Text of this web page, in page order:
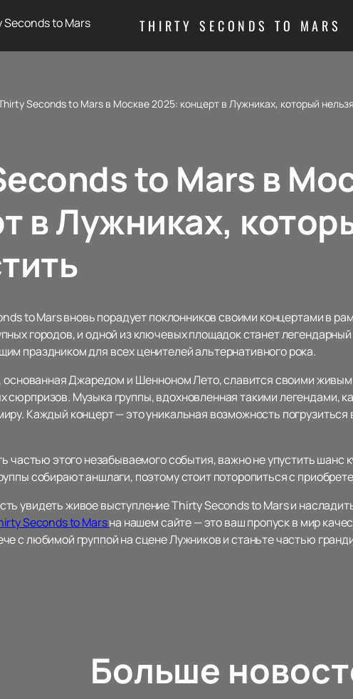
THIRTY SECONDS TO MARS
to Mars
Seconds to Mars в Москве 2025: концерт в Лужниках, который
to Mars в
в Лужниках,
to Mars вновь порадует поклонников своими концертами в
городов, и одной из ключевых площадок станет
праздником для всех ценителей альтернативного рока.
Джаредом и Шенноном Лето, славится своими
сюрпризов. Музыка группы, вдохновленная такими легендами,
Каждый концерт — это уникальная возможность
частью этого незабываемого события, важно не упустить
собирают аншлаги, поэтому стоит поторопиться с
увидеть живое выступление Thirty Seconds to Mars и
Seconds to Marsна нашем сайте — это ваш пропуск в мир
с любимой группой на сцене Лужников и станьте частью
Больше